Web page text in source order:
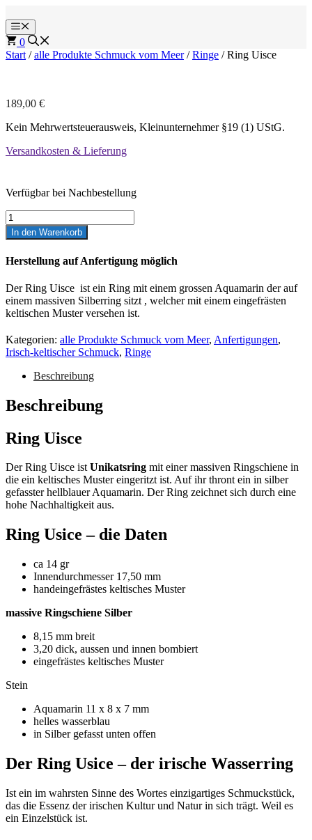
Inhalt
springen
Menü
0
Start /alle Produkte Schmuck vom Meer/Ringe / Ring Uisce
189,00 €
Kein Mehrwertsteuerausweis, Kleinunternehmer §19 (1) UStG.
Versandkosten & Lieferung
Verfügbar bei Nachbestellung
Ring
Uisce
Menge
In den Warenkorb
Herstellung auf Anfertigung möglich
Der Ring Uisce ist ein Ring mit einem grossen Aquamarin der auf
einem massiven Silberring sitzt , welcher mit einem eingefrästen
keltischen Muster versehen ist.
Kategorien: alle Produkte Schmuck vom Meer, Anfertigungen,
Irisch-keltischer Schmuck, Ringe
Beschreibung
Beschreibung
Ring Uisce
Der Ring Uisce istUnikatsring mit einer massiven Ringschiene in
die ein keltisches Muster eingeritzt ist. Auf ihr thront ein in silber
gefasster hellblauer Aquamarin. Der Ring zeichnet sich durch eine
hohe Nachhaltigkeit aus.
Ring Usice – die Daten
ca 14 gr
Innendurchmesser 17,50 mm
handeingefrästes keltisches Muster
massive Ringschiene Silber
8,15 mm breit
3,20 dick, aussen und innen bombiert
eingefrästes keltisches Muster
Stein
Aquamarin 11 x 8 x 7 mm
helles wasserblau
in Silber gefasst unten offen
Der Ring Usice – der irische Wasserring
Ist ein im wahrsten Sinne des Wortes einzigartiges Schmuckstück,
das die Essenz der irischen Kultur und Natur in sich trägt. Weil es
ein Einzelstück ist.